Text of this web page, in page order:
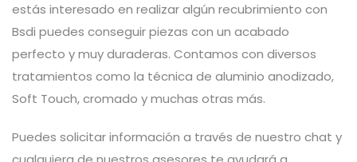
estás interesado en realizar algún recubrimiento con
Bsdi puedes conseguir piezas con un acabado
perfecto y muy duraderas. Contamos con diversos
tratamientos como la técnica de aluminio anodizado,
Soft Touch, cromado y muchas otras más.
Puedes solicitar información a través de nuestro chat y